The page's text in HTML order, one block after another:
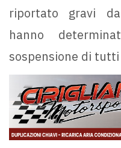
riportato gravi
hanno
sospensione di